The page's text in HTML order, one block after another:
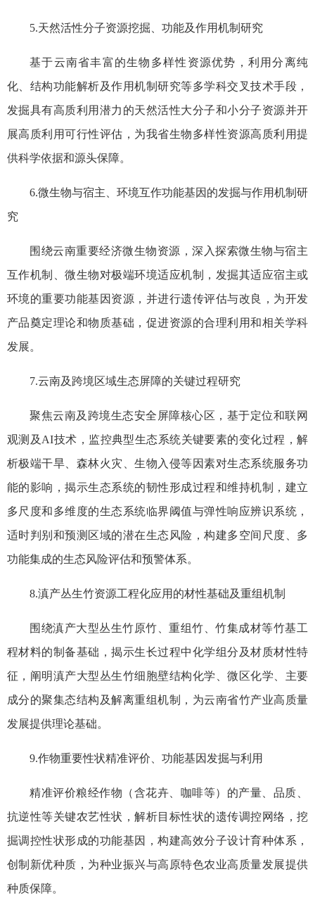
5.天然活性分子资源挖掘、功能及作用机制研究
基于云南省丰富的生物多样性资源优势，利用分离纯
化、结构功能解析及作用机制研究等多学科交叉技术手段，
发掘具有高质利用潜力的天然活性大分子和小分子资源并开
展高质利用可行性评估，为我省生物多样性资源高质利用提
供科学依据和源头保障。
6.微生物与宿主、环境互作功能基因的发掘与作用机制研
究
围绕云南重要经济微生物资源，深入探索微生物与宿主
互作机制、微生物对极端环境适应机制，发掘其适应宿主或
环境的重要功能基因资源，并进行遗传评估与改良，为开发
产品奠定理论和物质基础，促进资源的合理利用和相关学科
发展。
7.云南及跨境区域生态屏障的关键过程研究
聚焦云南及跨境生态安全屏障核心区，基于定位和联网
观测及AI技术，监控典型生态系统关键要素的变化过程，解
析极端干旱、森林火灾、生物入侵等因素对生态系统服务功
能的影响，揭示生态系统的韧性形成过程和维持机制，建立
多尺度和多维度的生态系统临界阈值与弹性响应辨识系统，
适时判别和预测区域的潜在生态风险，构建多空间尺度、多
功能集成的生态风险评估和预警体系。
8.滇产丛生竹资源工程化应用的材性基础及重组机制
围绕滇产大型丛生竹原竹、重组竹、竹集成材等竹基工
程材料的制备基础，揭示生长过程中化学组分及材质材性特
征，阐明滇产大型丛生竹细胞壁结构化学、微区化学、主要
成分的聚集态结构及解离重组机制，为云南省竹产业高质量
发展提供理论基础。
9.作物重要性状精准评价、功能基因发掘与利用
精准评价粮经作物（含花卉、咖啡等）的产量、品质、
抗逆性等关键农艺性状，解析目标性状的遗传调控网络，挖
掘调控性状形成的功能基因，构建高效分子设计育种体系，
创制新优种质，为种业振兴与高原特色农业高质量发展提供
种质保障。